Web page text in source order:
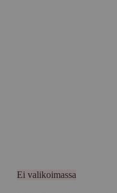
Ei valikoimassa